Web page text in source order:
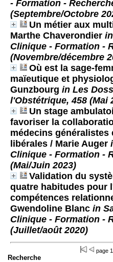
- Formation -
(Septembre/Octobre
Un métier aux
Marthe Chaverondier
Clinique - Formation -
(Novembre/décembre
Où est la sage-
maïeutique et
Gunzbourg in Les
l'Obstétrique, 458 (Mai
Un stage
favoriser la
médecins généralistes
libérales / Marie Auger
Clinique - Formation -
(Mai/Juin 2023)
Validation du
quatre habitudes pour
compétences
Gwendoline Blanc in
Clinique - Formation -
(Juillet/août 2020)
page
Recherche